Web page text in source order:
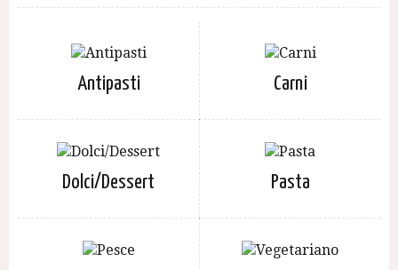
Antipasti Carni
Dolci/Dessert Pasta